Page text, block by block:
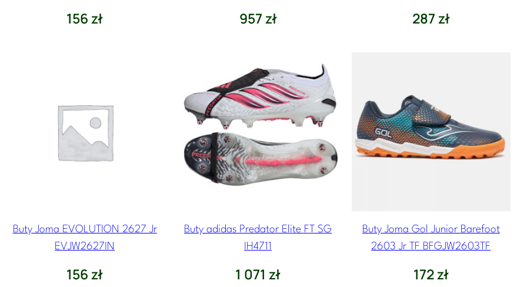
156zł 957zł 287zł
Buty Joma EVOLUTION 2627 Jr
EVJW2627IN
156zł
Buty adidas Predator Elite FT SG
IH4711
1 071zł
Buty Joma Gol Junior Barefoot
2603 Jr TF BFGJW2603TF
172zł